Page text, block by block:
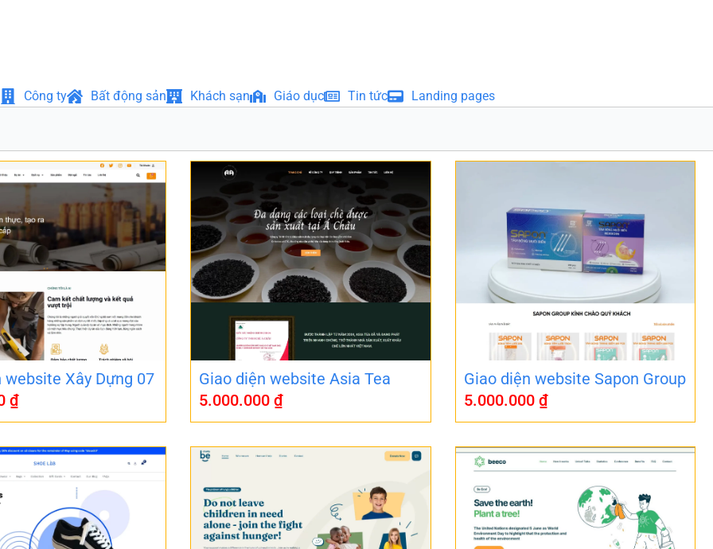
Công ty Bất động sản Khách sạn Giáo dục Tin tức Landing pages
website Xây Dựng 07
₫
Giao diện website Asia Tea
5.000.000 ₫
Giao diện website Sapon Group
5.000.000 ₫